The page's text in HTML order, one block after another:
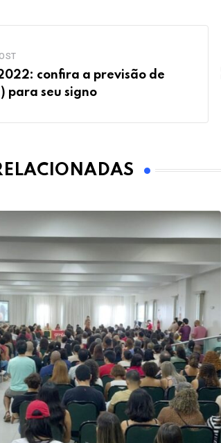
confira a previsão de
para seu signo